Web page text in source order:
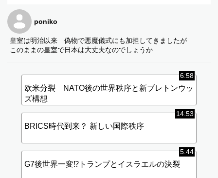
poniko
皇室は明治以来 偽物で悪魔儀式にも加担してきましたが
このままの皇室で日本は大丈夫なのでしょうか
6:58
欧米分裂 NATO後の世界秩序と新ブレトンウッ
ズ構想
14:53
BRICS時代到来？ 新しい国際秩序
5:44
G7後世界一変⁉︎トランプとイスラエルの決裂